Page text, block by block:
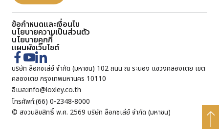
ข้อกำหนดและเงื่อนไข
นโยบายความเป็นส่วนตัว
นโยบายคุกกี้
แผนผังเว็บไซต์
บริษัท ล็อกซเล่ย์ จำกัด (มหาชน) 102 ถนน ณ ระนอง แขวงคลองเตย เขต
คลองเตย กรุงเทพมหานคร 10110
อีเมล:info@loxley.co.th
โทรศัพท์:(66) 0-2348-8000
© สงวนลิขสิทธิ์ พ.ศ. 2569 บริษัท ล็อกซเล่ย์ จำกัด (มหาชน)